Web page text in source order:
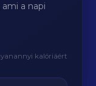
ami a napi
kalóriáért